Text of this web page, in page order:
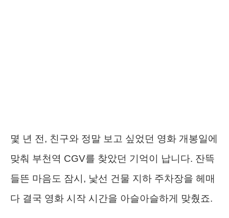
몇 년 전, 친구와 정말 보고 싶었던 영화 개봉일에
맞춰 부천역 CGV를 찾았던 기억이 납니다. 잔뜩
들뜬 마음도 잠시, 낯선 건물 지하 주차장을 헤매
다 결국 영화 시작 시간을 아슬아슬하게 맞췄죠.